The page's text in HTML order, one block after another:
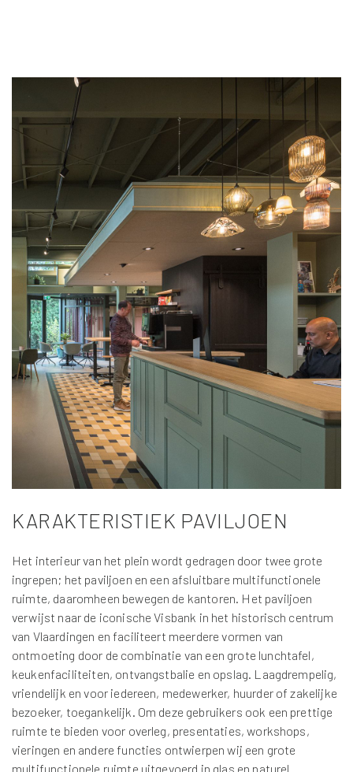
KARAKTERISTIEK PAVILJOEN
Het interieur van het plein wordt gedragen door twee grote
ingrepen; het paviljoen en een afsluitbare multifunctionele
ruimte, daaromheen bewegen de kantoren. Het paviljoen
verwijst naar de iconische Visbank in het historisch centrum
van Vlaardingen en faciliteert meerdere vormen van
ontmoeting door de combinatie van een grote lunchtafel,
keukenfaciliteiten, ontvangstbalie en opslag. Laagdrempelig,
vriendelijk en voor iedereen, medewerker, huurder of zakelijke
bezoeker, toegankelijk. Om deze gebruikers ook een prettige
ruimte te bieden voor overleg, presentaties, workshops,
vieringen en andere functies ontwierpen wij een grote
multifunctionele ruimte uitgevoerd in glas en naturel